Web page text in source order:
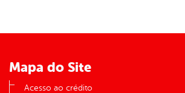
Mapa do Site
Acesso ao crédito